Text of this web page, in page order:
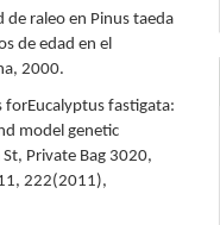
de raleo en Pinus taeda
de edad en el
2000.
forEucalyptus fastigata:
model genetic
Private Bag 3020,
222(2011),